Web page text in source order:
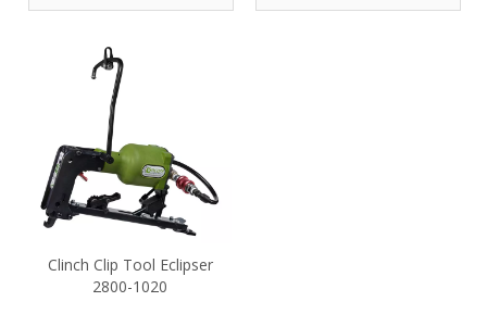
Clinch Clip Tool Eclipser
2800-1020